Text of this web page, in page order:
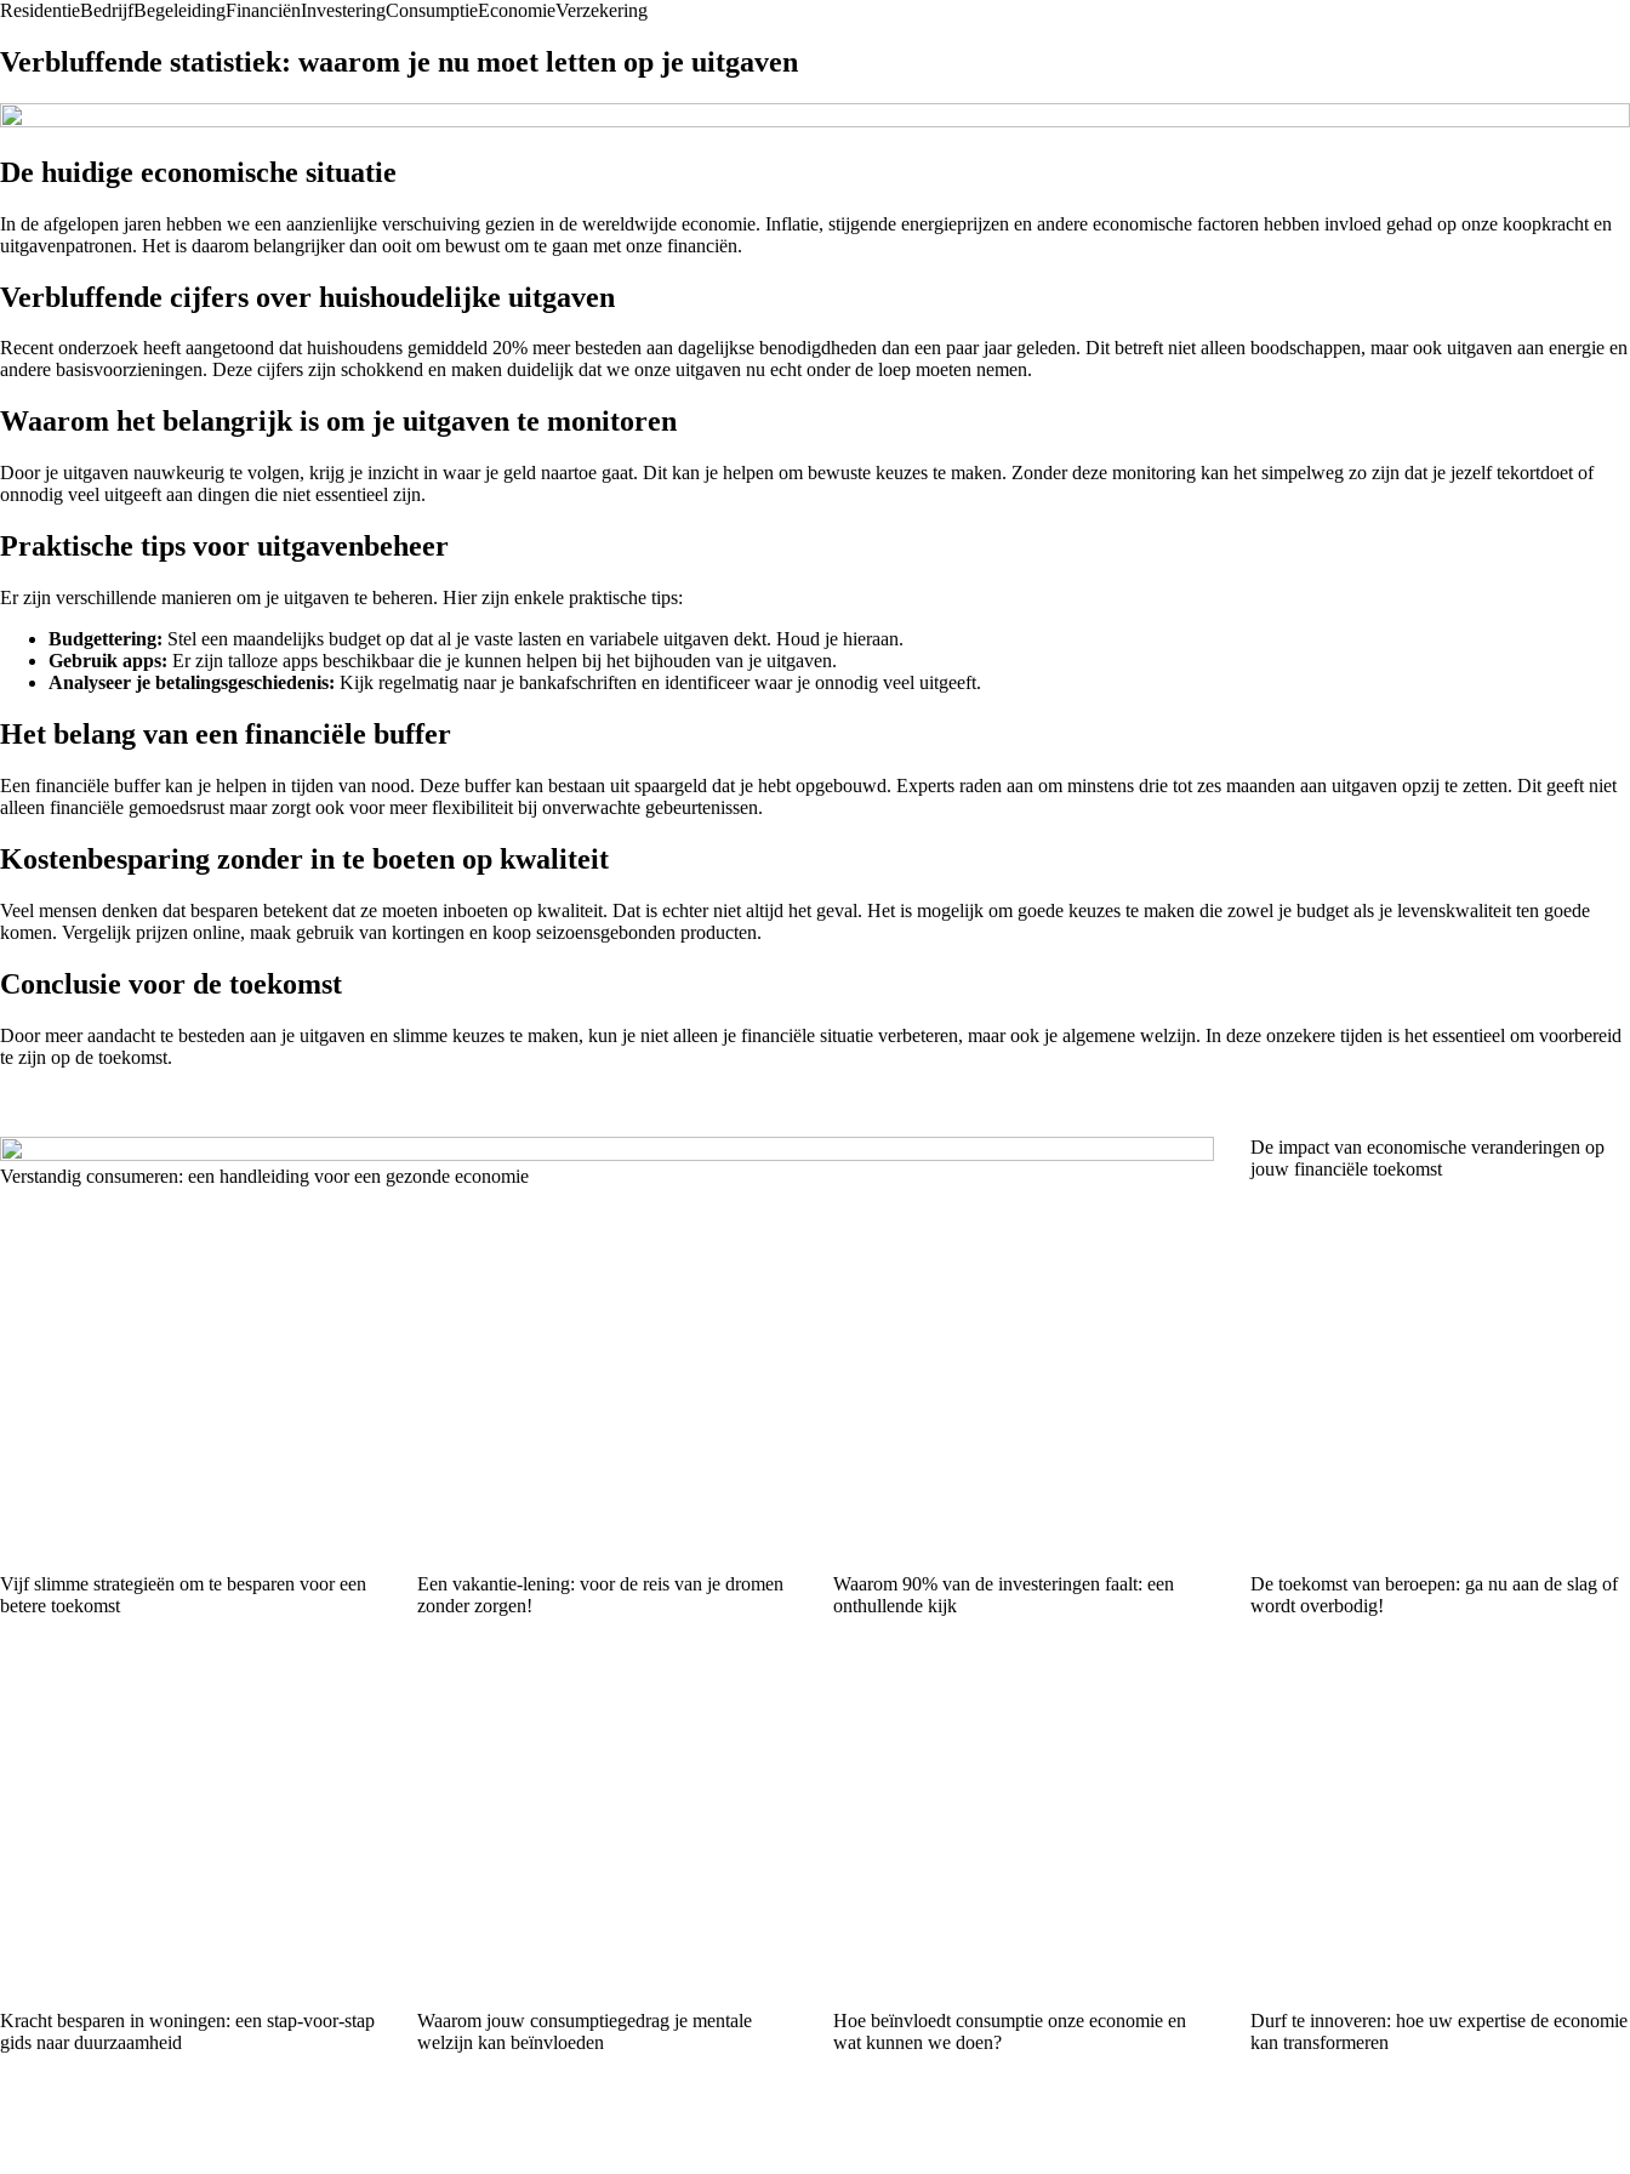
ResidentieBedrijfBegeleidingFinanciënInvesteringConsumptieEconomieVerzekering
Verbluffende statistiek: waarom je nu moet letten op je uitgaven
De huidige economische situatie
In de afgelopen jaren hebben we een aanzienlijke verschuiving gezien in de wereldwijde economie. Inflatie, stijgende energieprijzen en andere economische factoren hebben invloed gehad op onze koopkracht en
uitgavenpatronen. Het is daarom belangrijker dan ooit om bewust om te gaan met onze financiën.
Verbluffende cijfers over huishoudelijke uitgaven
Recent onderzoek heeft aangetoond dat huishoudens gemiddeld 20% meer besteden aan dagelijkse benodigdheden dan een paar jaar geleden. Dit betreft niet alleen boodschappen, maar ook uitgaven aan energie en
andere basisvoorzieningen. Deze cijfers zijn schokkend en maken duidelijk dat we onze uitgaven nu echt onder de loep moeten nemen.
Waarom het belangrijk is om je uitgaven te monitoren
Door je uitgaven nauwkeurig te volgen, krijg je inzicht in waar je geld naartoe gaat. Dit kan je helpen om bewuste keuzes te maken. Zonder deze monitoring kan het simpelweg zo zijn dat je jezelf tekortdoet of
onnodig veel uitgeeft aan dingen die niet essentieel zijn.
Praktische tips voor uitgavenbeheer
Er zijn verschillende manieren om je uitgaven te beheren. Hier zijn enkele praktische tips:
Budgettering: Stel een maandelijks budget op dat al je vaste lasten en variabele uitgaven dekt. Houd je hieraan.
Gebruik apps: Er zijn talloze apps beschikbaar die je kunnen helpen bij het bijhouden van je uitgaven.
Analyseer je betalingsgeschiedenis: Kijk regelmatig naar je bankafschriften en identificeer waar je onnodig veel uitgeeft.
Het belang van een financiële buffer
Een financiële buffer kan je helpen in tijden van nood. Deze buffer kan bestaan uit spaargeld dat je hebt opgebouwd. Experts raden aan om minstens drie tot zes maanden aan uitgaven opzij te zetten. Dit geeft niet
alleen financiële gemoedsrust maar zorgt ook voor meer flexibiliteit bij onverwachte gebeurtenissen.
Kostenbesparing zonder in te boeten op kwaliteit
Veel mensen denken dat besparen betekent dat ze moeten inboeten op kwaliteit. Dat is echter niet altijd het geval. Het is mogelijk om goede keuzes te maken die zowel je budget als je levenskwaliteit ten goede
komen. Vergelijk prijzen online, maak gebruik van kortingen en koop seizoensgebonden producten.
Conclusie voor de toekomst
Door meer aandacht te besteden aan je uitgaven en slimme keuzes te maken, kun je niet alleen je financiële situatie verbeteren, maar ook je algemene welzijn. In deze onzekere tijden is het essentieel om voorbereid
te zijn op de toekomst.
Verstandig consumeren: een handleiding voor een gezonde economie
De impact van economische veranderingen op
jouw financiële toekomst
Vijf slimme strategieën om te besparen voor een
betere toekomst
Een vakantie-lening: voor de reis van je dromen
zonder zorgen!
Waarom 90% van de investeringen faalt: een
onthullende kijk
De toekomst van beroepen: ga nu aan de slag of
wordt overbodig!
Kracht besparen in woningen: een stap-voor-stap
gids naar duurzaamheid
Waarom jouw consumptiegedrag je mentale
welzijn kan beïnvloeden
Hoe beïnvloedt consumptie onze economie en
wat kunnen we doen?
Durf te innoveren: hoe uw expertise de economie
kan transformeren